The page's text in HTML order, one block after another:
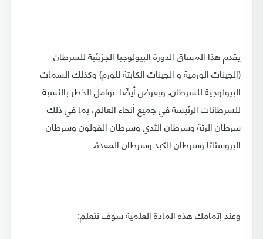
يقدم هذا المساق الدورة البيولوجيا الجزيئية للسرطان
(الجينات الورمية و الجينات الكابتة للورم) وكذلك السمات
البيولوجية للسرطان. ويعرض أيضًا عوامل الخطر بالنسبة
للسرطانات الرئيسة في جميع أنحاء العالم، بما في ذلك
سرطان الرئة وسرطان الثدي وسرطان القولون وسرطان
البروستاتا وسرطان الكبد وسرطان المعدة.
وعند إتمامك هذه المادة العلمية سوف تتعلم: